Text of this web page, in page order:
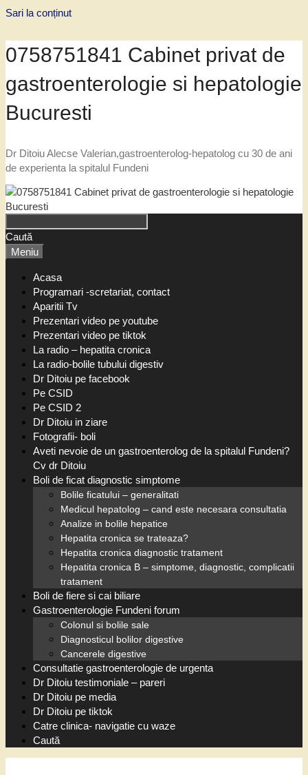
Sari la conținut
0758751841 Cabinet privat de
gastroenterologie si hepatologie
Bucuresti
Dr Ditoiu Alecse Valerian,gastroenterolog-hepatolog cu 30 de ani
de experienta la spitalul Fundeni
Caută
Meniu
Acasa
Programari -scretariat, contact
Aparitii Tv
Prezentari video pe youtube
Prezentari video pe tiktok
La radio – hepatita cronica
La radio-bolile tubului digestiv
Dr Ditoiu pe facebook
Pe CSID
Pe CSID 2
Dr Ditoiu in ziare
Fotografii- boli
Aveti nevoie de un gastroenterolog de la spitalul Fundeni?
Cv dr Ditoiu
Boli de ficat diagnostic simptome
Bolile ficatului – generalitati
Medicul hepatolog – cand este necesara consultatia
Analize in bolile hepatice
Hepatita cronica se trateaza?
Hepatita cronica diagnostic tratament
Hepatita cronica B – simptome, diagnostic, complicatii
tratament
Boli de fiere si cai biliare
Gastroenterologie Fundeni forum
Colonul si bolile sale
Diagnosticul bolilor digestive
Cancerele digestive
Consultatie gastroenterologie de urgenta
Dr Ditoiu testimoniale – pareri
Dr Ditoiu pe media
Dr Ditoiu pe tiktok
Catre clinica- navigatie cu waze
Caută